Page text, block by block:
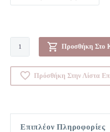
Κυλοτάκι
-
Tempting
Tulle
Προσθήκη Στο
Πρόσθήκη Στην Λίστα
Επιπλέον Πληροφορίες